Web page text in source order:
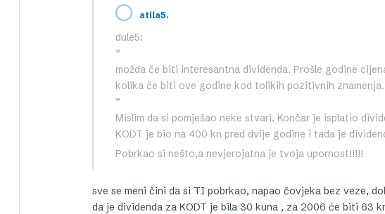
atila5,
dule5:
”
možda če biti interesantna dividenda. Prošle godine
kolika če biti ove godine kod tolikih pozitivnih znamenja.
”
Mislim da si pomješao neke stvari. Končar je isplatio
KODT je bio na 400 kn pred dvije godine i tada je
Pobrkao si nešto,a nevjerojatna je tvoja upornost!!!!!
sve se meni čini da si TI pobrkao, napao čovjeka bez veze,
da je dividenda za KODT je bila 30 kuna , za 2006 će biti 63